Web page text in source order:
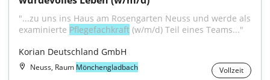
"...zu uns ins Haus am Rosengarten Neuss und werde als
examinierte Pflegefachkraft (w/m/d) Teil eines Teams..."
Korian Deutschland GmbH
Neuss, Raum Mönchengladbach Vollzeit